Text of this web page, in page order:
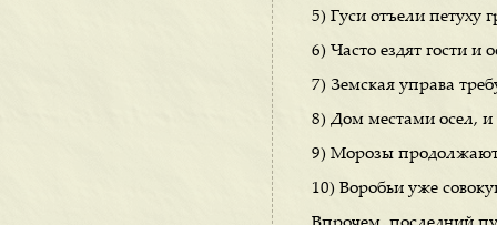
5) Гуси отъели петуху
6) Часто ездят гости и
7) Земская управа
8) Дом местами осел, и
9) Морозы
10) Воробьи уже